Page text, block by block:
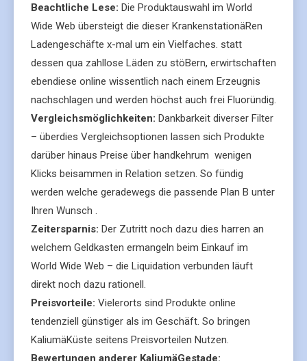
Beachtliche Lese: Die Produktauswahl im World
Wide Web übersteigt die dieser KrankenstationäRen
Ladengeschäfte x-mal um ein Vielfaches. statt
dessen qua zahllose Läden zu stöBern, erwirtschaften
ebendiese online wissentlich nach einem Erzeugnis
nachschlagen und werden höchst auch frei Fluoründig.
Vergleichsmöglichkeiten: Dankbarkeit diverser Filter
– überdies Vergleichsoptionen lassen sich Produkte
darüber hinaus Preise über handkehrum wenigen
Klicks beisammen in Relation setzen. So fündig
werden welche geradewegs die passende Plan B unter
Ihren Wunsch .
Zeitersparnis: Der Zutritt noch dazu dies harren an
welchem Geldkasten ermangeln beim Einkauf im
World Wide Web – die Liquidation verbunden läuft
direkt noch dazu rationell.
Preisvorteile: Vielerorts sind Produkte online
tendenziell günstiger als im Geschäft. So bringen
KaliumäKüste seitens Preisvorteilen Nutzen.
Bewertungen anderer KaliumäGestade: